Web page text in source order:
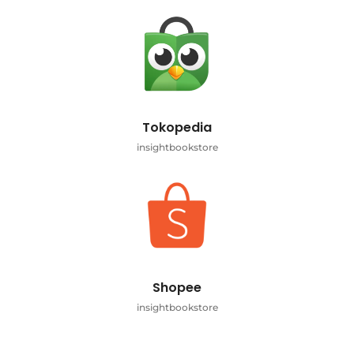
Tokopedia
insightbookstore
Shopee
insightbookstore